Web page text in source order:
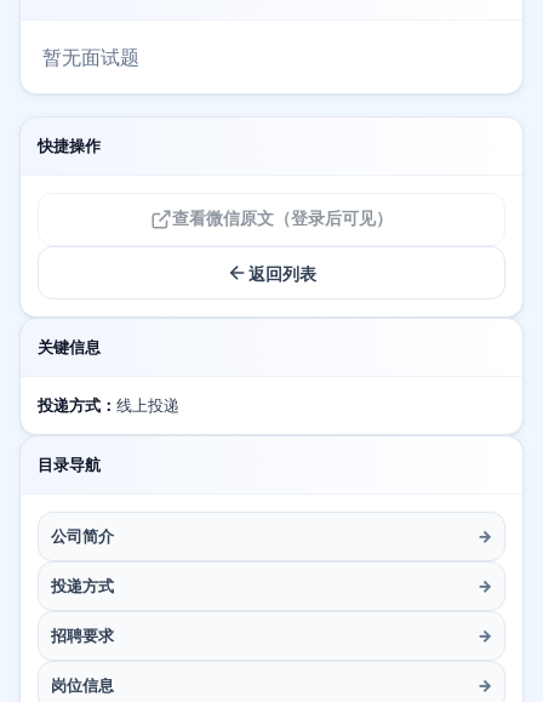
暂无面试题
快捷操作
查看微信原文（登录后可见）
返回列表
关键信息
投递方式： 线上投递
目录导航
公司简介 →
投递方式 →
招聘要求 →
岗位信息 →